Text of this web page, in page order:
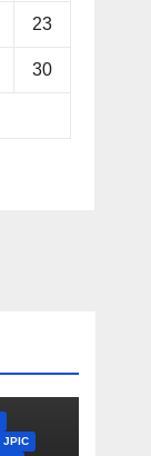
23
30
JPIC